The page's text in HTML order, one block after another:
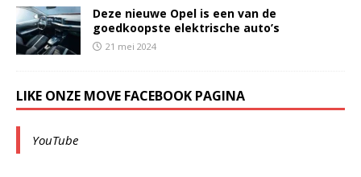
Deze nieuwe Opel is een van de
goedkoopste elektrische auto’s
21 mei 2024
LIKE ONZE MOVE FACEBOOK PAGINA
YouTube